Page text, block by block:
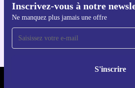
Inscrivez-vous à notre
Ne manquez plus jamais une offre
S'inscrire
Téléchargez
Pour iOS et Android